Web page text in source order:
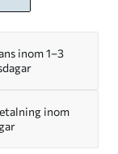
inom 1–3
inom